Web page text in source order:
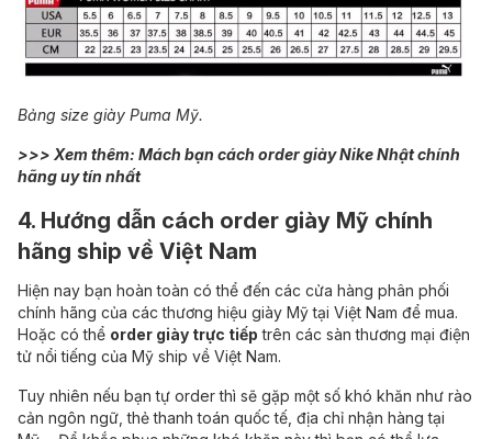
Bảng size giày Puma Mỹ.
>>> Xem thêm: Mách bạn cách order giày Nike Nhật chính
hãng uy tín nhất
4. Hướng dẫn cách order giày Mỹ chính
hãng ship về Việt Nam
Hiện nay bạn hoàn toàn có thể đến các cửa hàng phân phối
chính hãng của các thương hiệu giày Mỹ tại Việt Nam để mua.
Hoặc có thể order giày trực tiếp trên các sàn thương mại điện
tử nổi tiếng của Mỹ ship về Việt Nam.
Tuy nhiên nếu bạn tự order thì sẽ gặp một số khó khăn như rào
cản ngôn ngữ, thẻ thanh toán quốc tế, địa chỉ nhận hàng tại